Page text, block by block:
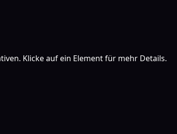
Klicke auf ein Element für mehr Details.